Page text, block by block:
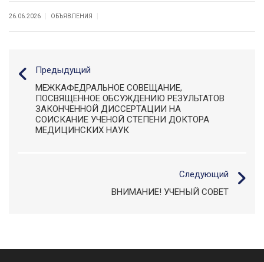
26.06.2026 ОБЪЯВЛЕНИЯ
Предыдущий
МЕЖКАФЕДРАЛЬНОЕ СОВЕЩАНИЕ,
ПОСВЯЩЕННОЕ ОБСУЖДЕНИЮ РЕЗУЛЬТАТОВ
ЗАКОНЧЕННОЙ ДИССЕРТАЦИИ НА
СОИСКАНИЕ УЧЕНОЙ СТЕПЕНИ ДОКТОРА
МЕДИЦИНСКИХ НАУК
Следующий
ВНИМАНИЕ! УЧЕНЫЙ СОВЕТ